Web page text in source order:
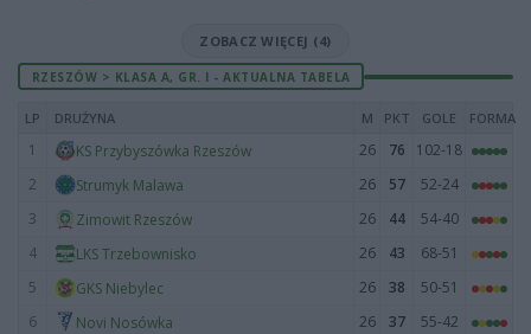
ZOBACZ WIĘCEJ (4)
RZESZÓW > KLASA A, GR. I - AKTUALNA TABELA
LP DRUŻYNA M PKT GOLE FORMA
1 KS Przybyszówka Rzeszów 26 76
102-18
2
Strumyk Malawa 26 57
52-24
3
Zimowit Rzeszów 26 44
54-40
4
LKS Trzebownisko 26 43
68-51
5
GKS Niebylec 26 38
50-51
6
Novi Nosówka 26 37
55-42